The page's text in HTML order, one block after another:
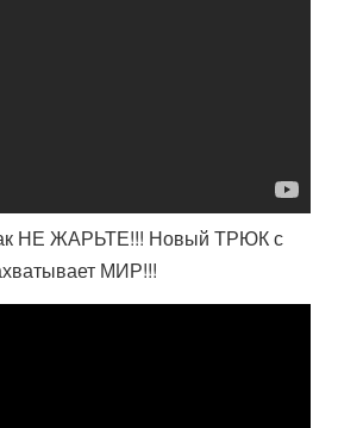
НЕ ЖАРЬТЕ!!! Новый ТРЮК с
МИР!!!